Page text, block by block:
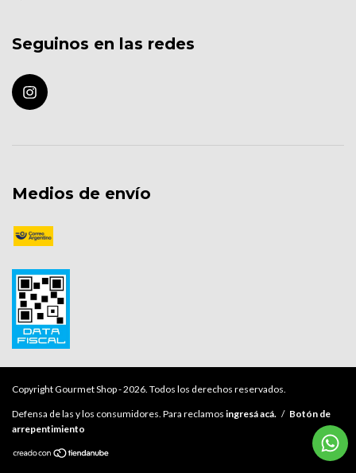
Seguinos en las redes
Medios de envío
Copyright Gourmet Shop - 2026. Todos los derechos reservados.
Defensa de las y los consumidores. Para reclamos ingresá acá. / Botón de
arrepentimiento